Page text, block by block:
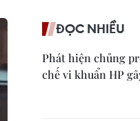
ĐỌC NHIỀU
Phát hiện chủng
chế vi khuẩn HP